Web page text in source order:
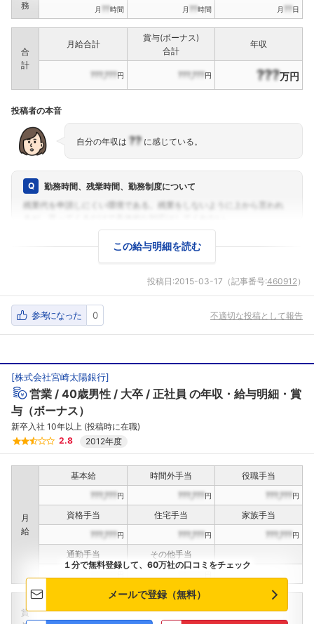
務 月 ??時間 月 ??時間 月 ??日
合
計
月給合計
賞与(ボーナス)
合計
年収
???,???円 ???,???円 ???万円
投稿者の本音
自分の年収は ??に感じている。
勤務時間、残業時間、勤務制度について
この給与明細を読む
投稿日:2015-03-17 （記事番号:460912 ）
参考になった 0 不適切な投稿として報告
[株式会社宮崎太陽銀行]
営業 40歳男性 大卒 正社員 の年収・給与明細・賞
与（ボーナス）
新卒入社 10年以上 (投稿時に在職)
2.8
2012年度
月
給
基本給 時間外手当
役職手当
???,???円 ???,???円 ???,???円
資格手当 住宅手当
家族手当
???,???円 ???,???円 ???,???円
通勤手当
その他手当
賞
インセンティブ賞与
決算賞与
１分で無料登録して、60万社の口コミをチェック
メールで登録（無料）